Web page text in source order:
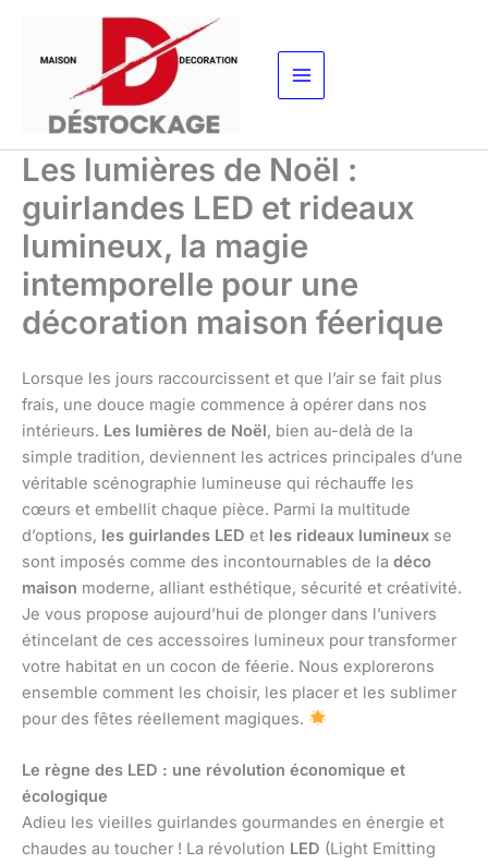
contenu
Les lumières de Noël :
guirlandes LED et rideaux
lumineux, la magie
intemporelle pour une
décoration maison féerique
Lorsque les jours raccourcissent et que l’air se fait plus
frais, une douce magie commence à opérer dans nos
intérieurs. Les lumières de Noël, bien au-delà de la
simple tradition, deviennent les actrices principales d’une
véritable scénographie lumineuse qui réchauffe les
cœurs et embellit chaque pièce. Parmi la multitude
d’options, les guirlandes LED et les rideaux lumineux se
sont imposés comme des incontournables de la déco
maison moderne, alliant esthétique, sécurité et créativité.
Je vous propose aujourd’hui de plonger dans l’univers
étincelant de ces accessoires lumineux pour transformer
votre habitat en un cocon de féerie. Nous explorerons
ensemble comment les choisir, les placer et les sublimer
pour des fêtes réellement magiques.
Le règne des LED : une révolution économique et
écologique
Adieu les vieilles guirlandes gourmandes en énergie et
chaudes au toucher ! La révolution LED (Light Emitting